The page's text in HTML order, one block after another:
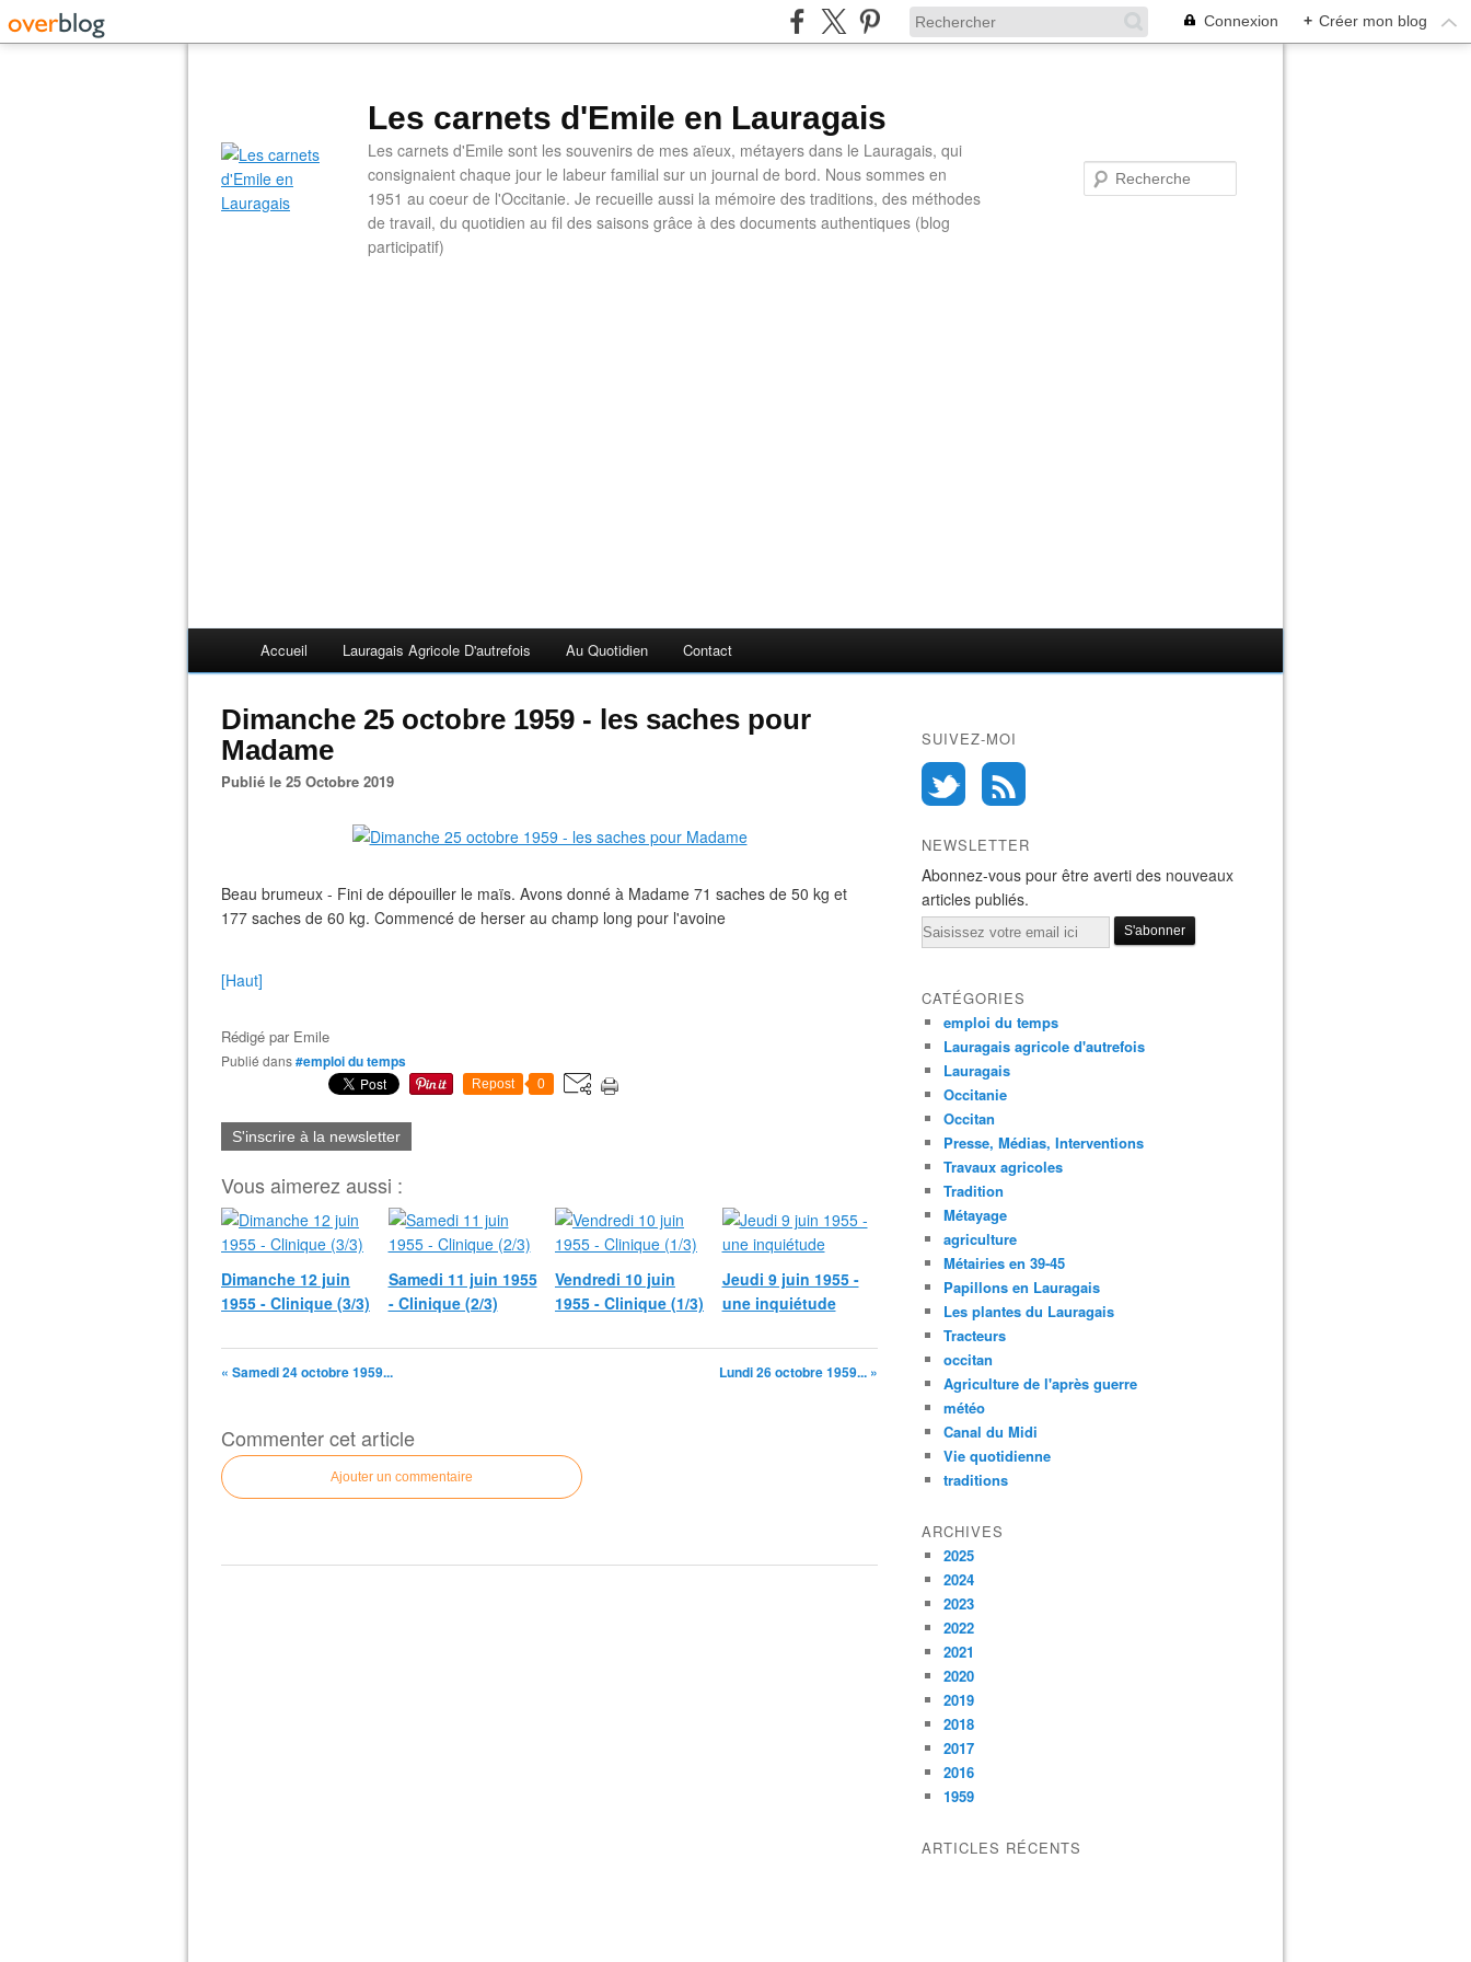
Connexion + Créer mon blog
Les carnets d'Emile en Lauragais
Les carnets d'Emile sont les souvenirs de mes aïeux, métayers dans le Lauragais, qui
consignaient chaque jour le labeur familial sur un journal de bord. Nous sommes en
1951 au coeur de l'Occitanie. Je recueille aussi la mémoire des traditions, des méthodes
de travail, du quotidien au fil des saisons grâce à des documents authentiques (blog
participatif)
Accueil Lauragais Agricole D'autrefois Au Quotidien Contact
Dimanche 25 octobre 1959 - les saches pour
Madame
Publié le 25 Octobre 2019
Beau brumeux - Fini de dépouiller le maïs. Avons donné à Madame 71 saches de 50 kg et
177 saches de 60 kg. Commencé de herser au champ long pour l'avoine
[Haut]
Rédigé par Emile
Publié dans#emploi du temps
Repost 0
S'inscrire à la newsletter
Vous aimerez aussi :
Dimanche 12 juin
1955 - Clinique (3/3)
Samedi 11 juin 1955
- Clinique (2/3)
Vendredi 10 juin
1955 - Clinique (1/3)
Jeudi 9 juin 1955 -
une inquiétude
« Samedi 24 octobre 1959... Lundi 26 octobre 1959... »
Commenter cet article
Ajouter un commentaire
SUIVEZ-MOI
NEWSLETTER
Abonnez-vous pour être averti des nouveaux
articles publiés.
Email
CATÉGORIES
emploi du temps
Lauragais agricole d'autrefois
Lauragais
Occitanie
Occitan
Presse, Médias, Interventions
Travaux agricoles
Tradition
Métayage
agriculture
Métairies en 39-45
Papillons en Lauragais
Les plantes du Lauragais
Tracteurs
occitan
Agriculture de l'après guerre
météo
Canal du Midi
Vie quotidienne
traditions
ARCHIVES
2025
2024
2023
2022
2021
2020
2019
2018
2017
2016
1959
ARTICLES RÉCENTS